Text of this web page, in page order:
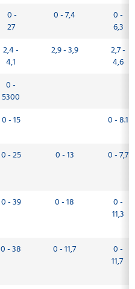
0 -
27
0 - 7,4
0 -
6,3
2,4 -
4,1
2,9 - 3,9
2,7 -
4,6
0 -
5300
0 - 15 0 - 8.1
0 - 25 0 - 13 0 - 7,7
0 - 39 0 - 18
0 -
11,3
0 - 38 0 - 11,7
0 -
11,7